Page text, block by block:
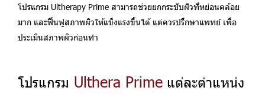
โปรแกรม Ultherapy Prime สามารถช่วยยกกระชับผิวที่หย่อนคล้อย
มาก และฟื้นฟูสภาพผิวให้แข็งแรงขึ้นได้ แต่ควรปรึกษาแพทย์ เพื่อ
ประเมินสภาพผิวก่อนทำ
โปรแกรม Ulthera Prime แต่ละตำแหน่ง